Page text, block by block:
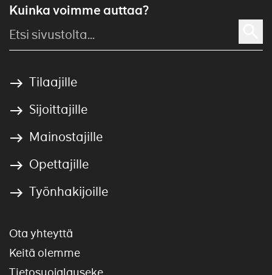
Kuinka voimme auttaa?
Tilaajille
Sijoittajille
Mainostajille
Opettajille
Työnhakijoille
Ota yhteyttä
Keitä olemme